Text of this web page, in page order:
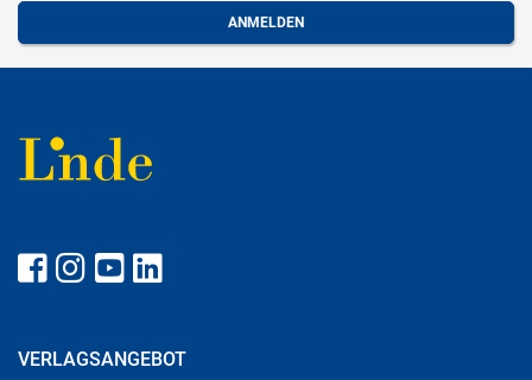
VERLAGSANGEBOT